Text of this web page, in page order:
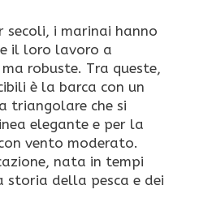
secoli, i marinai hanno
il loro lavoro a
robuste. Tra queste,
è la barca con un
triangolare che si
elegante e per la
vento moderato.
nata in tempi
storia della pesca e dei